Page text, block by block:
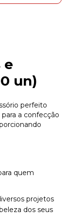
e
un)
perfeito
a confecção
quem
projetos
dos seus